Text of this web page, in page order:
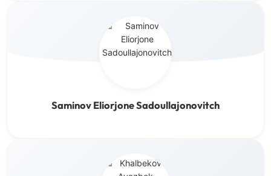
Saminov Eliorjone Sadoullajonovitch